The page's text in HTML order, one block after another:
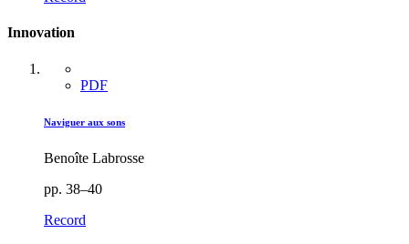
Innovation
PDF
Naviguer aux sons
Benoîte Labrosse
pp. 38–40
Record